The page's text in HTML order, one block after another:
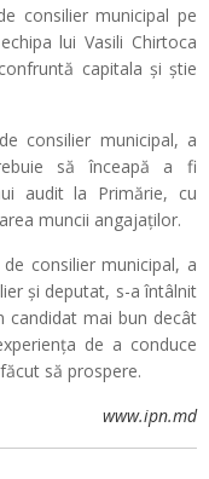
consilier municipal pe
lui Vasili Chirtoca
capitala şi ştie
consilier municipal, a
să înceapă a fi
audit la Primărie, cu
muncii angajaţilor.
consilier municipal, a
şi deputat, s-a întâlnit
candidat mai bun decât
de a conduce
să prospere.
www.ipn.md